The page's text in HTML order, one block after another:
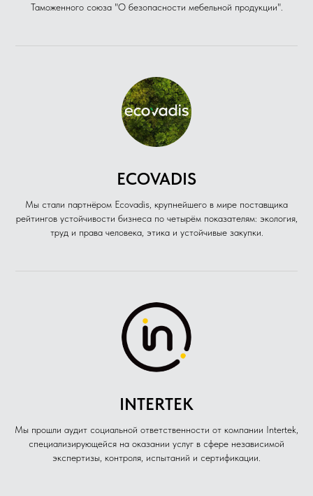
Таможенного союза "О безопасности мебельной продукции".
ECOVADIS
Мы стали партнёром Ecovadis, крупнейшего в мире поставщика
рейтингов устойчивости бизнеса по четырём показателям: экология,
труд и права человека, этика и устойчивые закупки.
INTERTEK
Мы прошли аудит социальной ответственности от компании Intertek,
специализирующейся на оказании услуг в сфере независимой
экспертизы, контроля, испытаний и сертификации.